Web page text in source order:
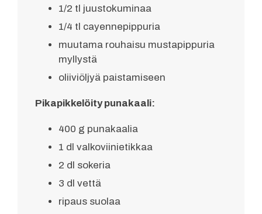
1/2 tl juustokuminaa
1/4 tl cayennepippuria
muutama rouhaisu mustapippuria
myllystä
oliiviöljyä paistamiseen
Pikapikkelöity punakaali:
400 g punakaalia
1 dl valkoviinietikkaa
2 dl sokeria
3 dl vettä
ripaus suolaa